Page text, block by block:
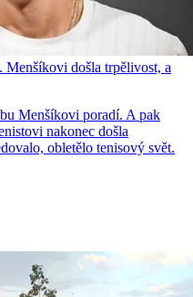
Menšíkovi došla trpělivost, a
Menšíkovi poradí. A pak
nakonec došla
obletělo tenisový svět.